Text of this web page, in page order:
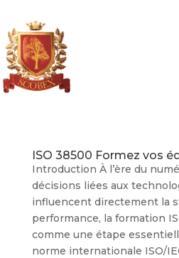
ISO 38500 Formez vos
Introduction À l’ère du
décisions liées aux
influencent directement la
performance, la formation
comme une étape
norme internationale ISO/